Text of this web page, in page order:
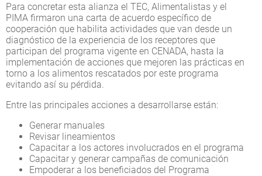
Para concretar esta alianza el TEC, Alimentalistas y el
PIMA firmaron una carta de acuerdo específico de
cooperación que habilita actividades que van desde un
diagnóstico de la experiencia de los receptores que
participan del programa vigente en CENADA, hasta la
implementación de acciones que mejoren las prácticas en
torno a los alimentos rescatados por este programa
evitando así su pérdida.
Entre las principales acciones a desarrollarse están:
Generar manuales
Revisar lineamientos
Capacitar a los actores involucrados en el programa
Capacitar y generar campañas de comunicación
Empoderar a los beneficiados del Programa